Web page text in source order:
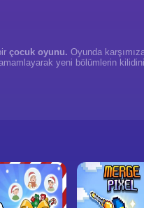
çocuk oyunu. Oyunda
yeni bölümlerin